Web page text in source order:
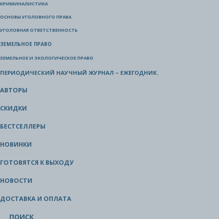
КРИМИНАЛИСТИКА
ОСНОВЫ УГОЛОВНОГО ПРАВА
УГОЛОВНАЯ ОТВЕТСТВЕННОСТЬ
ЗЕМЕЛЬНОЕ ПРАВО
ЗЕМЕЛЬНОЕ И ЭКОЛОГИЧЕСКОЕ ПРАВО
ПЕРИОДИЧЕСКИЙ НАУЧНЫЙ ЖУРНАЛ – ЕЖЕГОДНИК.
АВТОРЫ
СКИДКИ
БЕСТСЕЛЛЕРЫ
НОВИНКИ
ГОТОВЯТСЯ К ВЫХОДУ
НОВОСТИ
ДОСТАВКА И ОПЛАТА
ПОИСК